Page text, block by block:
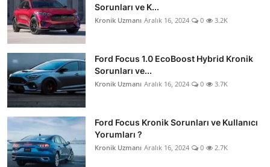
Sorunları ve K...
Kronik Uzmanı Aralık 16, 2024 0 3.2K
Ford Focus 1.0 EcoBoost Hybrid Kronik
Sorunları ve...
Kronik Uzmanı Aralık 16, 2024 0 3.7K
Ford Focus Kronik Sorunları ve Kullanıcı
Yorumları ?
Kronik Uzmanı Aralık 16, 2024 0 2.7K